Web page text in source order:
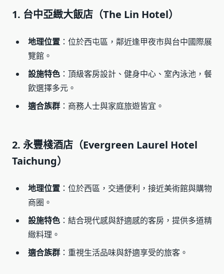
1. 台中亞緻大飯店（The Lin Hotel）
地理位置 ：位於西屯區，鄰近逢甲夜市與台中國際展
覽館。
設施特色 ：頂級客房設計、健身中心、室內泳池，餐
飲選擇多元。
適合族群 ：商務人士與家庭旅遊皆宜。
2. 永豐棧酒店（Evergreen Laurel Hotel
Taichung）
地理位置 ：位於西區，交通便利，接近美術館與購物
商圈。
設施特色 ：結合現代感與舒適感的客房，提供多道精
緻料理。
適合族群 ：重視生活品味與舒適享受的旅客。